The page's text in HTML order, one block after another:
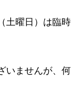
土曜日）は臨時
いませんが、何